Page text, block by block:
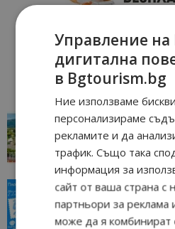
“Пощенска
Петрич 11/07/
“Пощенска
Пловдив 23/06/
Управление
дигитална
в Bgtourism.bg
Ние използваме
персонализираме
рекламите и да
трафик. Също така
информация за
сайт от ваша страна с
партньори за реклама
може да я комбинират